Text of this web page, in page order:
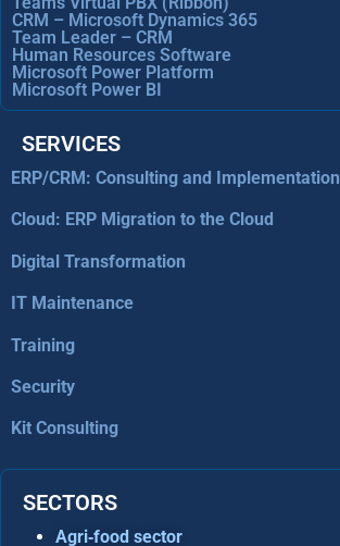
CRM – Microsoft Dynamics 365
Team Leader – CRM
Human Resources Software
Microsoft Power Platform
Microsoft Power BI
SERVICES
ERP/CRM: Consulting and Implementation
Cloud: ERP Migration to the Cloud
Digital Transformation
IT Maintenance
Training
Security
Kit Consulting
SECTORS
Agri‑food sector